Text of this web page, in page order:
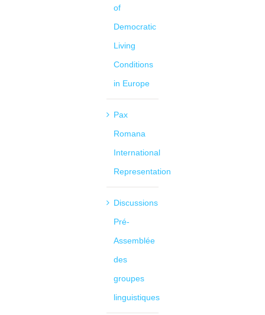
of
Democratic
Living
Conditions
in Europe
Pax
Romana
International
Representation
Discussions
Pré-
Assemblée
des
groupes
linguistiques